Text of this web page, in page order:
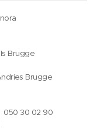
Brugge
Brugge
050 30 02 90